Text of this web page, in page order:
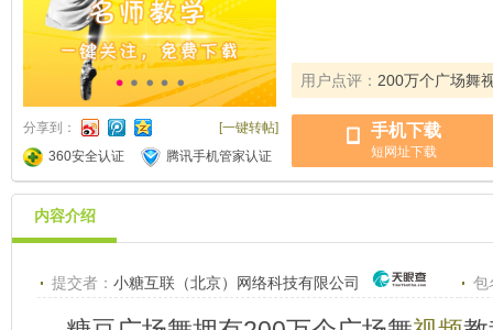
分享到：
[一键转帖]
360安全认证
腾讯手机管家认证
用户点评： 200万个广场舞
手机下载
短网址下载
内容介绍
提交者： 小糖互联（北京）网络科技有限公司 包